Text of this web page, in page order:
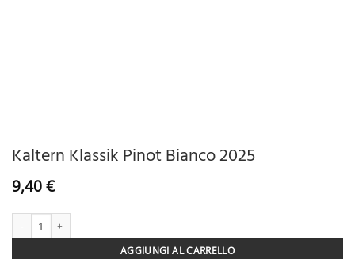
Kaltern Klassik Pinot Bianco 2025
9,40€
Kaltern Klassik Pinot Bianco 2025 quantità
AGGIUNGI AL CARRELLO